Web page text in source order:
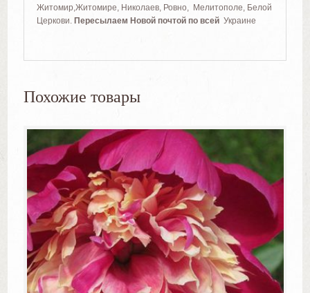
Житомир,Житомире, Николаев, Ровно, Мелитополе, Белой
Церкови. Пересылаем Новой почтой по всейУкраине
Похожие товары